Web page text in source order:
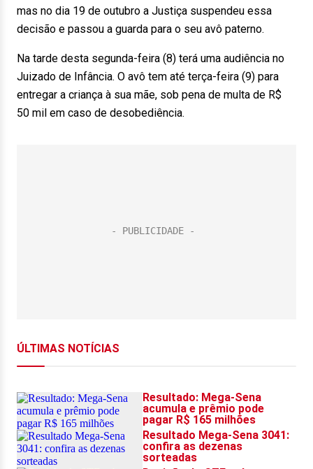
mas no dia 19 de outubro a Justiça suspendeu essa
decisão e passou a guarda para o seu avô paterno.
Na tarde desta segunda-feira (8) terá uma audiência no
Juizado de Infância. O avô tem até terça-feira (9) para
entregar a criança à sua mãe, sob pena de multa de R$
50 mil em caso de desobediência.